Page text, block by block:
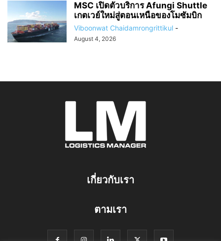
MSC เปิดตัวบริการ Afungi Shuttle
เกตเวย์ใหม่สู่ตอนเหนือของโมซัมบิก
Viboonwat Chaidamrongrittikul -
August 4, 2026
เกี่ยวกับเรา
ตามเรา